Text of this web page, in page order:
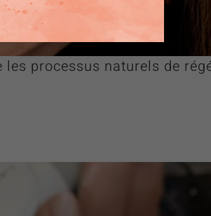
processus naturels de